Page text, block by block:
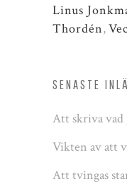
Linus
Thordén,
SENASTE
Att skriva
Vikten av att
Att tvingas